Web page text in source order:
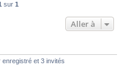
sur 1
Aller à
et 3 invités